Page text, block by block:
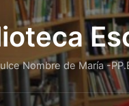
Nombre de María -